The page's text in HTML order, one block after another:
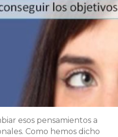
esos pensamientos a
Como hemos dicho